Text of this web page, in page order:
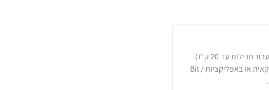
כרטיסי אשראי, PayPal, העברה בנקאית או באפליקציות Bit /